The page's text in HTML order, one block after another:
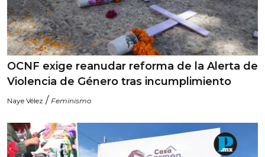
OCNF exige reanudar reforma de la Alerta de
Violencia de Género tras incumplimiento
Naye Vélez / Feminismo